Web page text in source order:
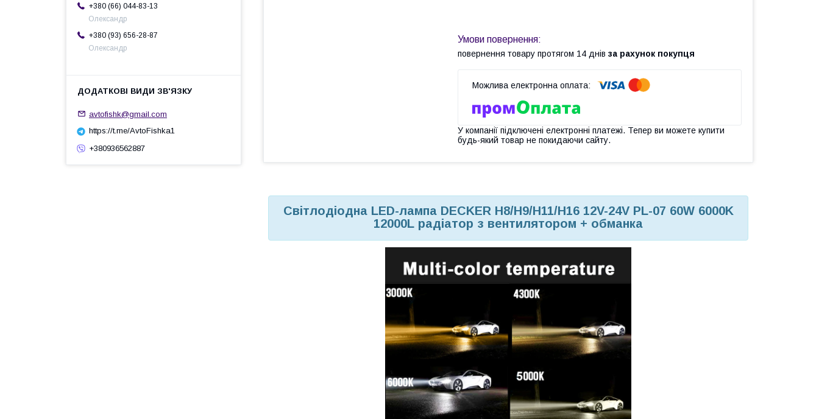
повернення товару протягом 14 днів за рахунок покупця
У компанії підключені електронні платежі. Тепер ви можете купити
будь-який товар не покидаючи сайту.
Світлодіодна LED-лампа DECKER H8/H9/H11/H16 12V-24V PL-07 60W 6000K
12000L радіатор з вентилятором + обманка
+380 (66) 044-83-13
Олександр
+380 (93) 656-28-87
Олександр
avtofishk@gmail.com
https://t.me/AvtoFishka1
+380936562887